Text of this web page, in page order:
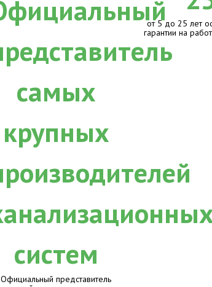
Официальный представитель
от 5 до 25 лет
гарантии на